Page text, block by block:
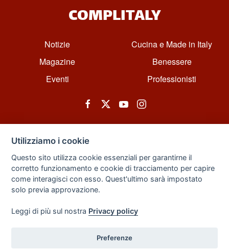
COMPLITALY
Notizie
Magazine
Eventi
Cucina e Made in Italy
Benessere
Professionisti
© All rights reserved. Powered by Zarix Solution LTD, Forest House
Business Centre, 8 Gainsborough Road, London, England, E11 1HT.
Privacy Policy |Sitemap
Utilizziamo i cookie
Questo sito utilizza cookie essenziali per garantirne il
corretto funzionamento e cookie di tracciamento per capire
come interagisci con esso. Quest'ultimo sarà impostato
solo previa approvazione.
Leggi di più sul nostra Privacy policy
Preferenze